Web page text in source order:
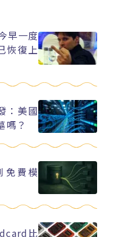
早一度
恢復上
：美國
嗎？
免費模
比